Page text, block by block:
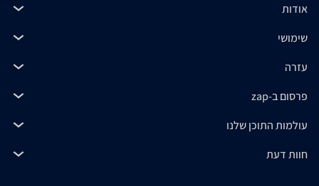
אודות
שימושי
עזרה
פרסום ב-zap
עולמות התוכן שלנו
חוות דעת